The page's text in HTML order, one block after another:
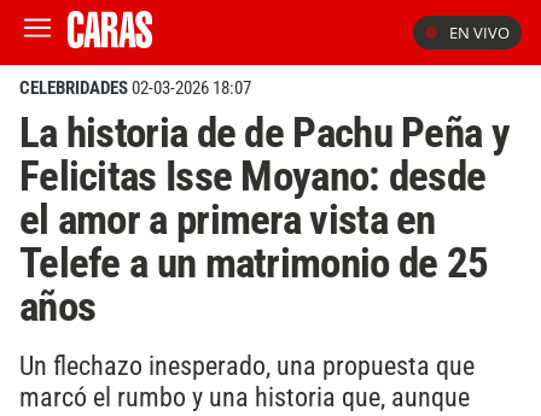
EN VIVO
CELEBRIDADES02-03-2026 18:07
La historia de de Pachu Peña y
Felicitas Isse Moyano: desde
el amor a primera vista en
Telefe a un matrimonio de 25
años
Un flechazo inesperado, una propuesta que
marcó el rumbo y una historia que, aunque